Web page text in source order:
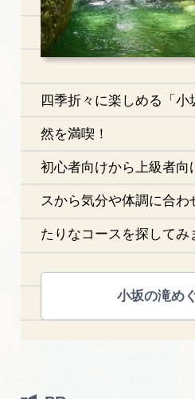
四季折々に楽しめる「小
然を満喫！
初心者向けから上級者向
スから気分や体調に合わ
たりなコースを探してみ
小坂の滝め